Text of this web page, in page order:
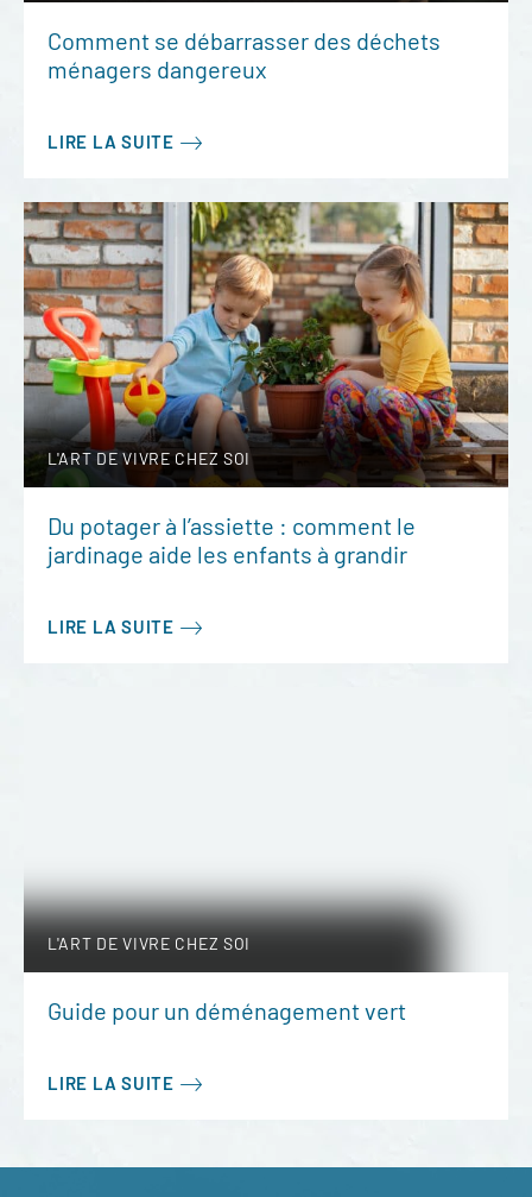
Comment se débarrasser des déchets
ménagers dangereux
LIRE LA SUITE
L'ART DE VIVRE CHEZ SOI
Du potager à l’assiette : comment le
jardinage aide les enfants à grandir
LIRE LA SUITE
L'ART DE VIVRE CHEZ SOI
Guide pour un déménagement vert
LIRE LA SUITE